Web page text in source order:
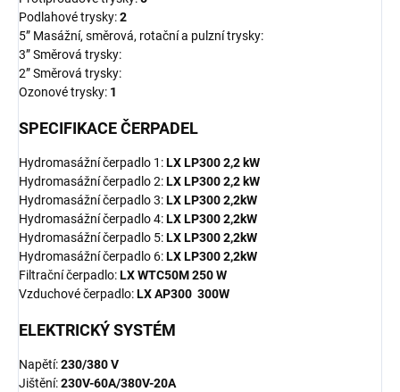
Podlahové trysky:2
5” Masážní, směrová, rotační a pulzní trysky:
3” Směrová trysky:
2” Směrová trysky:
Ozonové trysky: 1
SPECIFIKACE ČERPADEL
Hydromasážní čerpadlo 1:LX LP300 2,2 kW
Hydromasážní čerpadlo 2:LX LP300 2,2 kW
Hydromasážní čerpadlo 3:LX LP300 2,2kW
Hydromasážní čerpadlo 4:LX LP300 2,2kW
Hydromasážní čerpadlo 5:LX LP300 2,2kW
Hydromasážní čerpadlo 6:LX LP300 2,2kW
Filtrační čerpadlo:LX WTC50M 250 W
Vzduchové čerpadlo:LX AP300 300W
ELEKTRICKÝ SYSTÉM
Napětí:230/380 V
Jištění:230V-60A/380V-20A